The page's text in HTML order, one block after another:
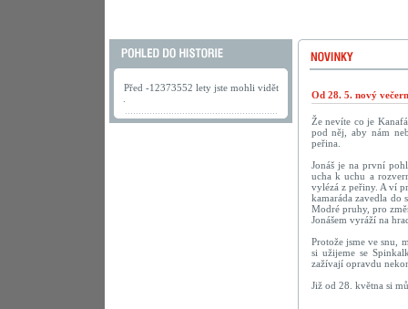
Před -12373552 lety jste mohli vidět
Od 28. 5. nový
Že nevíte co je
pod něj, aby nám
peřina.
Jonáš je na první
ucha k uchu a
vylézá z peřiny. A ví
kamaráda zavedla do
Modré pruhy, pro
Jonášem vyráží na
Protože jsme ve snu,
si užijeme se
zažívají opravdu
Již od 28. května si